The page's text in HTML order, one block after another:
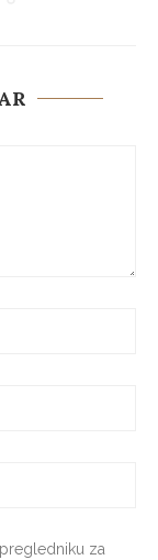
za